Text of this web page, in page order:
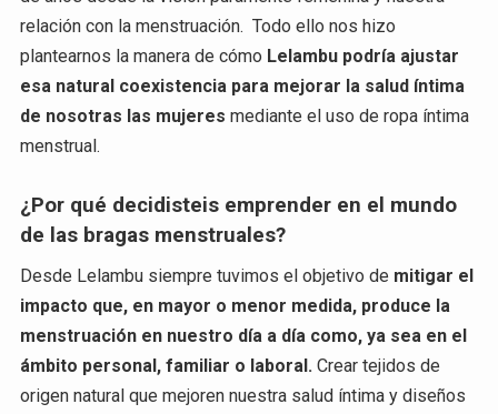
relación con la menstruación. Todo ello nos hizo
plantearnos la manera de cómo Lelambu podría ajustar
esa natural coexistencia para mejorar la salud íntima
de nosotras las mujeres mediante el uso de ropa íntima
menstrual.
¿Por qué decidisteis emprender en el mundo
de las bragas menstruales?
Desde Lelambu siempre tuvimos el objetivo de mitigar el
impacto que, en mayor o menor medida, produce la
menstruación en nuestro día a día como, ya sea en el
ámbito personal, familiar o laboral.Crear tejidos de
origen natural que mejoren nuestra salud íntima y diseños